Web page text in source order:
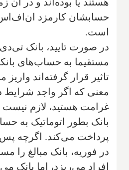
حسابشان کارمزد
است.
در صورت تایید، بانک
مستقیما به حساب‌های
تاثیر قرار گرفته‌اند واریز
معنی که اگر واجد شرایط
غرامت هستید، لازم نیست
بانک بطور اتوماتیک به
پرداخت می‌کند. اگرچه پس
در فوریه، بانک مبالغ را
افراد می‌ریزد، اما بانک